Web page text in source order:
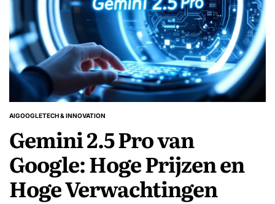
GEPLAATST
AIGOOGLETECH & INNOVATION
Gemini 2.5 Pro van
Google: Hoge Prijzen en
Hoge Verwachtingen